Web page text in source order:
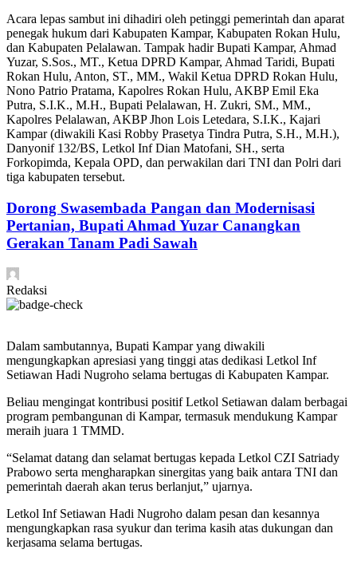
Acara lepas sambut ini dihadiri oleh petinggi pemerintah dan aparat
penegak hukum dari Kabupaten Kampar, Kabupaten Rokan Hulu,
dan Kabupaten Pelalawan. Tampak hadir Bupati Kampar, Ahmad
Yuzar, S.Sos., MT., Ketua DPRD Kampar, Ahmad Taridi, Bupati
Rokan Hulu, Anton, ST., MM., Wakil Ketua DPRD Rokan Hulu,
Nono Patrio Pratama, Kapolres Rokan Hulu, AKBP Emil Eka
Putra, S.I.K., M.H., Bupati Pelalawan, H. Zukri, SM., MM.,
Kapolres Pelalawan, AKBP Jhon Lois Letedara, S.I.K., Kajari
Kampar (diwakili Kasi Robby Prasetya Tindra Putra, S.H., M.H.),
Danyonif 132/BS, Letkol Inf Dian Matofani, SH., serta
Forkopimda, Kepala OPD, dan perwakilan dari TNI dan Polri dari
tiga kabupaten tersebut.
Dorong Swasembada Pangan dan Modernisasi
Pertanian, Bupati Ahmad Yuzar Canangkan
Gerakan Tanam Padi Sawah
Redaksi
Dalam sambutannya, Bupati Kampar yang diwakili
mengungkapkan apresiasi yang tinggi atas dedikasi Letkol Inf
Setiawan Hadi Nugroho selama bertugas di Kabupaten Kampar.
Beliau mengingat kontribusi positif Letkol Setiawan dalam berbagai
program pembangunan di Kampar, termasuk mendukung Kampar
meraih juara 1 TMMD.
“Selamat datang dan selamat bertugas kepada Letkol CZI Satriady
Prabowo serta mengharapkan sinergitas yang baik antara TNI dan
pemerintah daerah akan terus berlanjut,” ujarnya.
Letkol Inf Setiawan Hadi Nugroho dalam pesan dan kesannya
mengungkapkan rasa syukur dan terima kasih atas dukungan dan
kerjasama selama bertugas.